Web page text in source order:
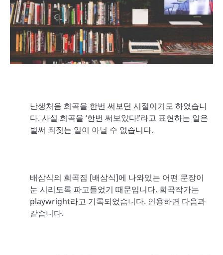
난생처음 희곡을 한번 써보던 시절이기도 하였습니
다. 사실 희곡을 ‘한번 써보았다!’라고 표현하는 일은
벌써 죄짓는 일이 아닐 수 없습니다.
배삼식의 희곡집 [배삼식]에 나와있는 어떤 문장이
눈 시리도록 파고들었기 때문입니다. 희곡작가는
playwright라고 기록되었습니다. 인용하면 다음과
같습니다.